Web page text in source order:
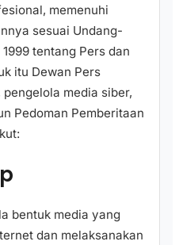
memenuhi
sesuai Undang-
tentang Pers dan
itu Dewan Pers
media siber,
Pedoman Pemberitaan
bentuk media yang
dan melaksanakan